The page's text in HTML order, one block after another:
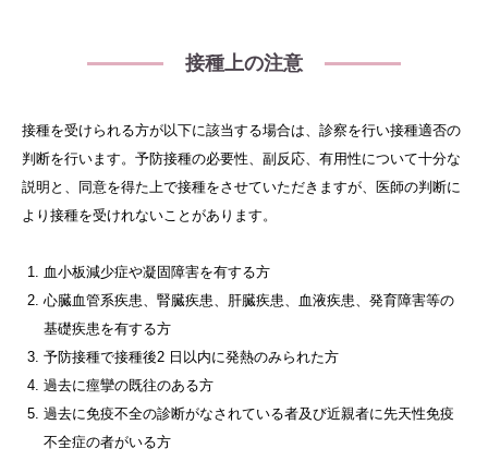
接種上の注意
接種を受けられる方が以下に該当する場合は、診察を行い接種適否の
判断を行います。予防接種の必要性、副反応、有用性について十分な
説明と、同意を得た上で接種をさせていただきますが、医師の判断に
より接種を受けれないことがあります。
血小板減少症や凝固障害を有する方
心臓血管系疾患、腎臓疾患、肝臓疾患、血液疾患、発育障害等の
基礎疾患を有する方
予防接種で接種後2 日以内に発熱のみられた方
過去に痙攣の既往のある方
過去に免疫不全の診断がなされている者及び近親者に先天性免疫
不全症の者がいる方